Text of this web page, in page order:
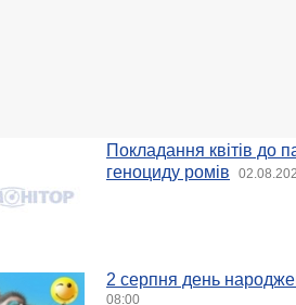
Покладання квітів до
геноциду ромів
2 серпня день
08:00